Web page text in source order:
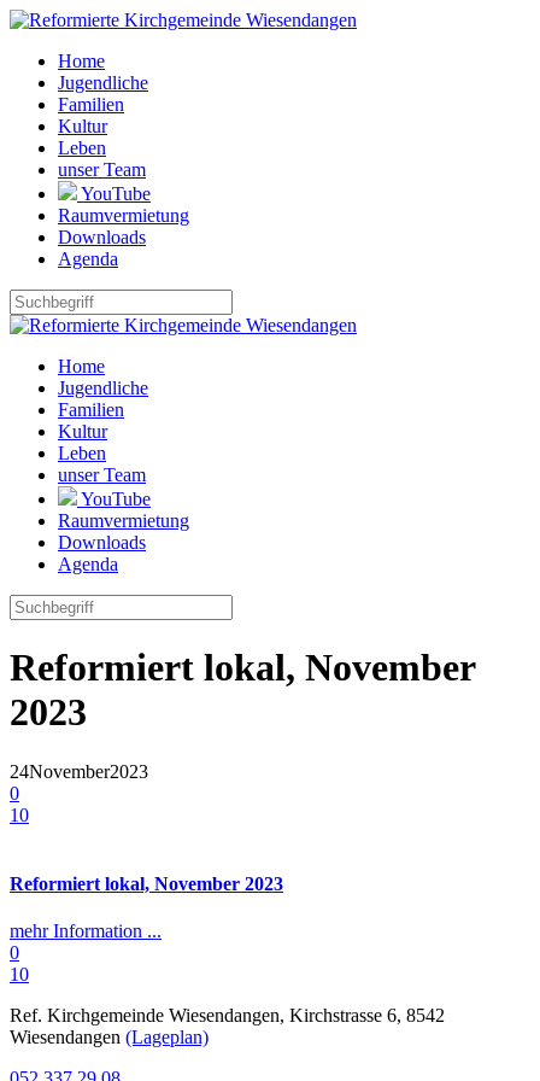
Home
Jugendliche
Familien
Kultur
Leben
unser Team
YouTube
Raumvermietung
Downloads
Agenda
Home
Jugendliche
Familien
Kultur
Leben
unser Team
YouTube
Raumvermietung
Downloads
Agenda
Reformiert lokal, November
2023
24November2023
0
10
Reformiert lokal, November 2023
mehr Information ...
0
10
Ref. Kirchgemeinde Wiesendangen, Kirchstrasse 6, 8542
Wiesendangen (Lageplan)